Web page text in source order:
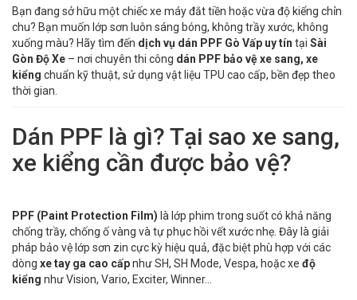
Bạn đang sở hữu một chiếc xe máy đắt tiền hoặc vừa độ kiểng chỉn
chu? Bạn muốn lớp sơn luôn sáng bóng, không trầy xước, không
xuống màu? Hãy tìm đến dịch vụ dán PPF Gò Vấp uy tín tại Sài
Gòn Độ Xe – nơi chuyên thi công dán PPF bảo vệ xe sang, xe
kiểng chuẩn kỹ thuật, sử dụng vật liệu TPU cao cấp, bền đẹp theo
thời gian.
Dán PPF là gì? Tại sao xe sang,
xe kiểng cần được bảo vệ?
PPF (Paint Protection Film) là lớp phim trong suốt có khả năng
chống trầy, chống ố vàng và tự phục hồi vết xước nhẹ. Đây là giải
pháp bảo vệ lớp sơn zin cực kỳ hiệu quả, đặc biệt phù hợp với các
dòng xe tay ga cao cấpnhư SH, SH Mode, Vespa, hoặc xe độ
kiểng như Vision, Vario, Exciter, Winner...